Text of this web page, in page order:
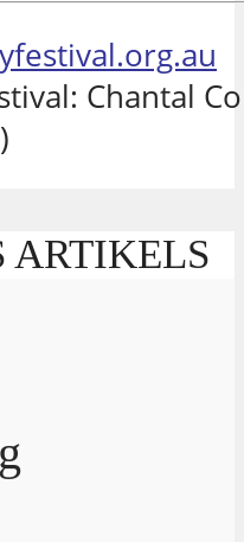
Chantal
ARTIKELS